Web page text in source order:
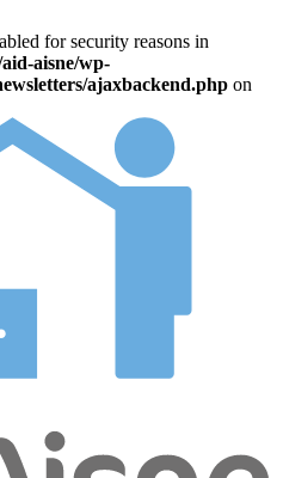
for security reasons in
aisne/wp-
ajaxbackend.php on